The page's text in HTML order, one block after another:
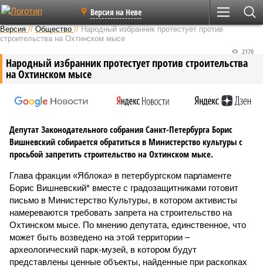
Версия на Неве
Версия //Общество //Народный избранник протестует против
строительства на Охтинском мысе
Народный избранник протестует против строительства
на Охтинском мысе
2170
Депутат Законодательного собрания Санкт-Петербурга Борис
Вишневский собирается обратиться в Министерство культуры с
просьбой запретить строительство на Охтинском мысе.
Глава фракции «Яблока» в петербургском парламенте
Борис Вишневский* вместе с градозащитниками готовит
письмо в Министерство Культуры, в котором активисты
намереваются требовать запрета на строительство на
Охтинском мысе. По мнению депутата, единственное, что
может быть возведено на этой территории –
археологический парк-музей, в котором будут
представлены ценные объекты, найденные при раскопках